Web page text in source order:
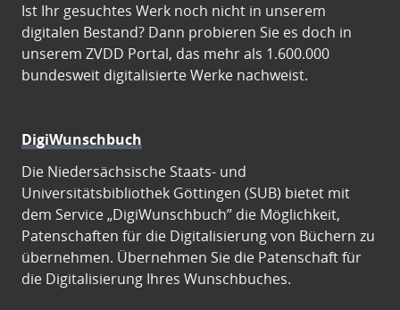
Ist Ihr gesuchtes Werk noch nicht in unserem
digitalen Bestand? Dann probieren Sie es doch in
unserem ZVDD Portal, das mehr als 1.600.000
bundesweit digitalisierte Werke nachweist.
DigiWunschbuch
Die Niedersächsische Staats- und
Universitätsbibliothek Göttingen (SUB) bietet mit
dem Service „DigiWunschbuch” die Möglichkeit,
Patenschaften für die Digitalisierung von Büchern zu
übernehmen. Übernehmen Sie die Patenschaft für
die Digitalisierung Ihres Wunschbuches.